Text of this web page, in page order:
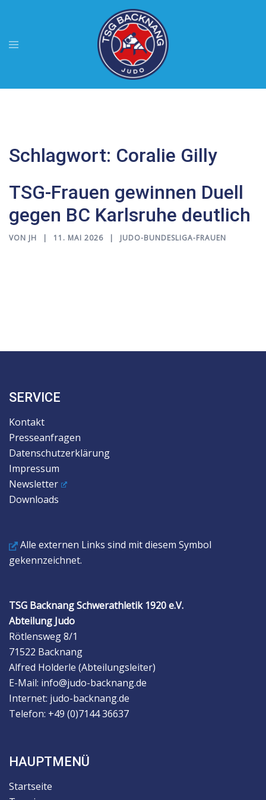
springen
Menü
umschalten
Schlagwort: Coralie Gilly
TSG-Frauen gewinnen Duell
gegen BC Karlsruhe deutlich
VON JH 11. MAI 2026 JUDO-BUNDESLIGA-FRAUEN
SERVICE
Kontakt
Presseanfragen
Datenschutzerklärung
Impressum
Newsletter
Downloads
Alle externen Links sind mit diesem Symbol
gekennzeichnet.
TSG Backnang Schwerathletik 1920 e.V.
Abteilung Judo
Rötlensweg 8/1
71522 Backnang
Alfred Holderle (Abteilungsleiter)
E-Mail: info@judo-backnang.de
Internet: judo-backnang.de
Telefon: +49 (0)7144 36637
HAUPTMENÜ
Startseite